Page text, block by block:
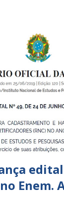
3 anos e 11
Infantil, que
– CEMEI -
recebe
com cri...
Enem.